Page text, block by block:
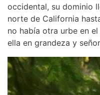
occidental, su dominio
norte de California
no había otra urbe en
ella en grandeza y